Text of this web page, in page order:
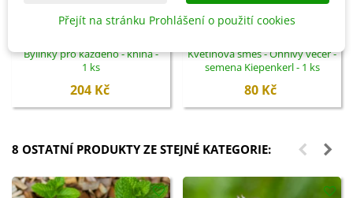
Přidat do košíku
Bylinky pro každého - kniha -
1 ks
204 Kč
Přidat do košíku
Květinová směs - Ohnivý večer -
semena Kiepenkerl - 1 ks
80 Kč
8 OSTATNÍ PRODUKTY ZE STEJNÉ KATEGORIE:
Přejít na stránku Prohlášení o použití cookies